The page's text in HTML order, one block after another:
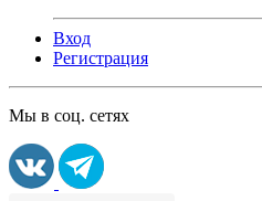
Вход
Регистрация
Мы в соц. сетях